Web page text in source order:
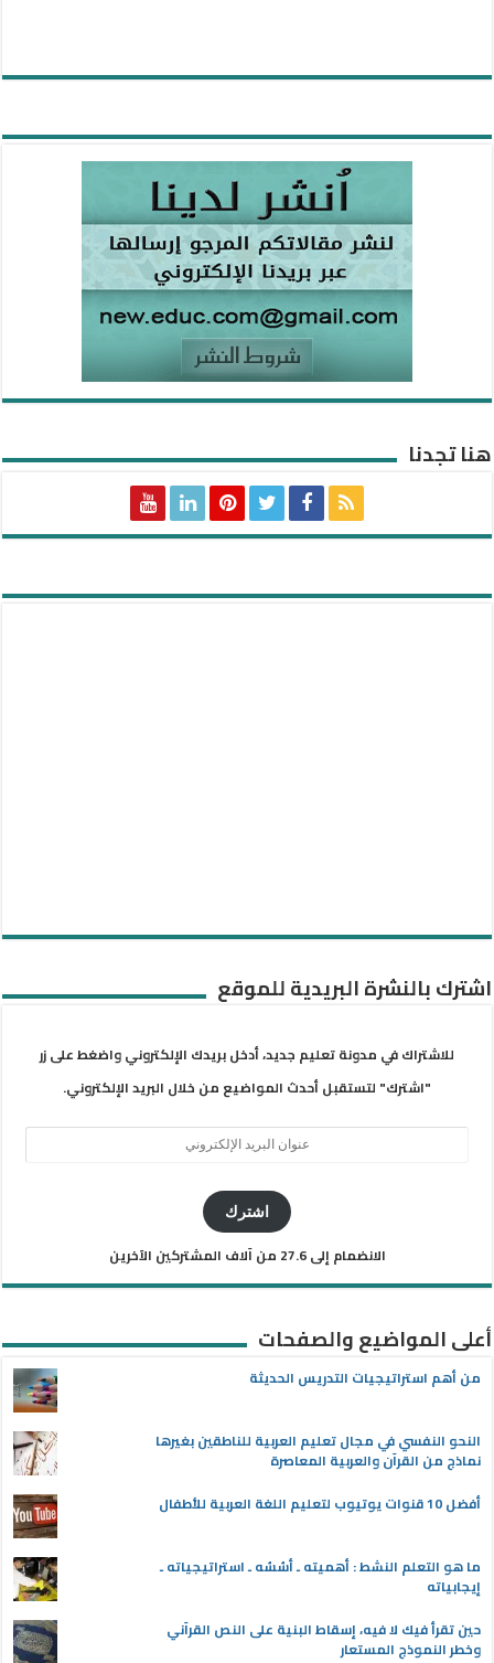
هنا تجدنا
اشترك بالنشرة البريدية للموقع
للاشتراك في مدونة تعليم جديد، أدخل بريدك الإلكتروني واضغط على زر
"اشترك" لتستقبل أحدث المواضيع من خلال البريد الإلكتروني.
اشترك
الانضمام إلى 27.6 من آلاف المشتركين الآخرين
أعلى المواضيع والصفحات
من أهم استراتيجيات التدريس الحديثة
النحو النفسي في مجال تعليم العربية للناطقين بغيرها
نماذج من القرآن والعربية المعاصرة
أفضل 10 قنوات يوتيوب لتعليم اللغة العربية للأطفال
ما هو التعلم النشط : أهميته ـ أسُسُه ـ استراتيجياته ـ
إيجابياته
حين تقرأ فيك لا فيه، إسقاط البنية على النص القرآني
وخطر النموذج المستعار